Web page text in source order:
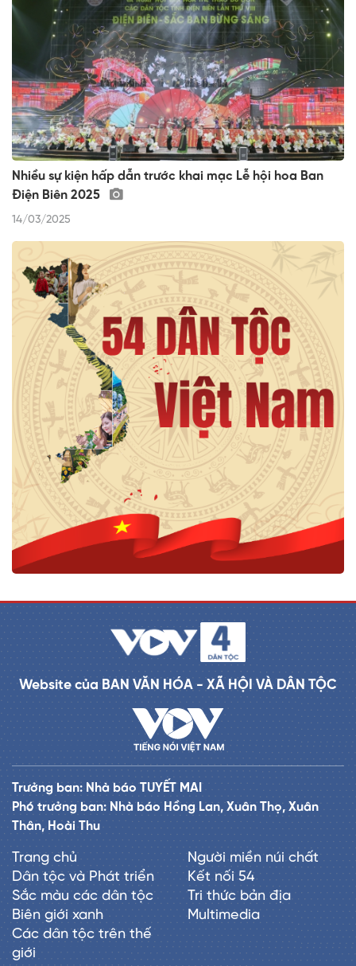
Nhiều sự kiện hấp dẫn trước khai mạc Lễ hội hoa Ban
Điện Biên 2025
14/03/2025
Website của BAN VĂN HÓA - XÃ HỘI VÀ DÂN TỘC
Trưởng ban: Nhà báo TUYẾT MAI
Phó trưởng ban: Nhà báo Hồng Lan, Xuân Thọ, Xuân
Thân, Hoài Thu
Trang chủ
Dân tộc và Phát triển
Sắc màu các dân tộc
Biên giới xanh
Các dân tộc trên thế
giới
Người miền núi chất
Kết nối 54
Tri thức bản địa
Multimedia